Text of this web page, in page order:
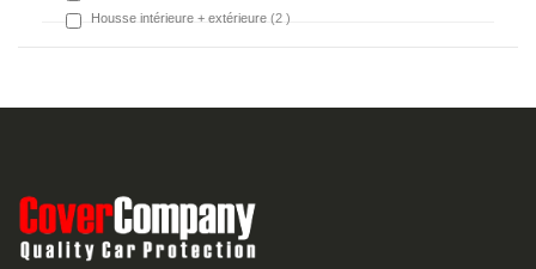
Housse intérieure + extérieure 2 items